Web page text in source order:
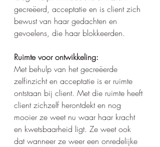
gecreëerd, acceptatie en is client zich
bewust van haar gedachten en
gevoelens, die haar blokkeerden.
Ruimte voor ontwikkeling:
Met behulp van het gecreëerde
zelfinzicht en acceptatie is er ruimte
ontstaan bij client. Met die ruimte heeft
client zichzelf herontdekt en nog
mooier ze weet nu waar haar kracht
en kwetsbaarheid ligt. Ze weet ook
dat wanneer ze weer een onredelijke